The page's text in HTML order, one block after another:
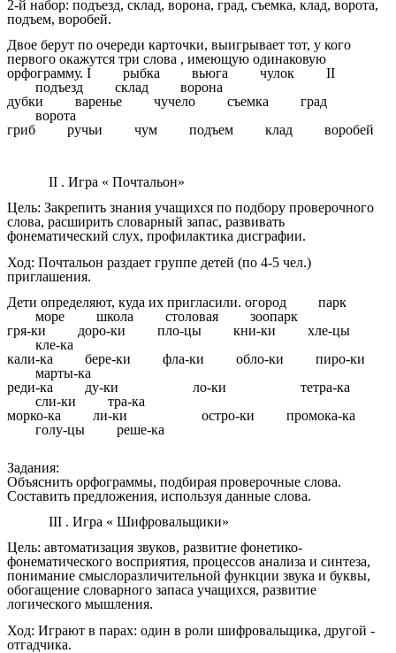
2-й набор: подъезд, склад, ворона, град, съемка, клад, ворота,
подъем, воробей.
Двое берут по очереди карточки, выигрывает тот, у кого
первого окажутся три слова , имеющую одинаковую
орфограмму. I рыбка вьюга чулок II
подъезд склад ворона
дубки варенье чучело съемка град
ворота
гриб ручьи чум подъем клад воробей
II . Игра « Почтальон»
Цель: Закрепить знания учащихся по подбору проверочного
слова, расширить словарный запас, развивать
фонематический слух, профилактика дисграфии.
Ход: Почтальон раздает группе детей (по 4-5 чел.)
приглашения.
Дети определяют, куда их пригласили. огород парк
море школа столовая зоопарк
гря-ки доро-ки пло-цы кни-ки хле-цы
кле-ка
кали-ка бере-ки фла-ки обло-ки пиро-ки
марты-ка
реди-ка ду-ки ло-ки тетра-ка
сли-ки тра-ка
морко-ка ли-ки остро-ки промока-ка
голу-цы реше-ка
Задания:
Объяснить орфограммы, подбирая проверочные слова.
Составить предложения, используя данные слова.
III . Игра « Шифровальщики»
Цель: автоматизация звуков, развитие фонетико-
фонематического восприятия, процессов анализа и синтеза,
понимание смыслоразличительной функции звука и буквы,
обогащение словарного запаса учащихся, развитие
логического мышления.
Ход: Играют в парах: один в роли шифровальщика, другой -
отгадчика.